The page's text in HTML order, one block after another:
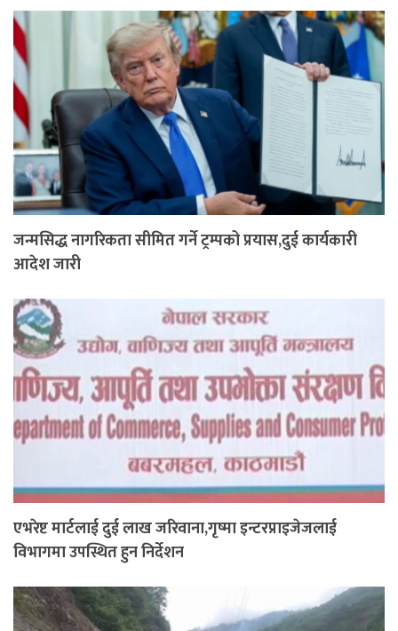
जन्मसिद्ध नागरिकता सीमित गर्ने ट्रम्पको प्रयास,दुई कार्यकारी
आदेश जारी
एभरेष्ट मार्टलाई दुई लाख जरिवाना,गृष्मा इन्टरप्राइजेजलाई
विभागमा उपस्थित हुन निर्देशन